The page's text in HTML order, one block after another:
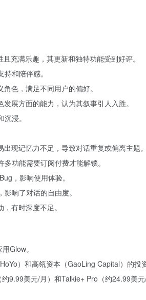
充满乐趣，其更新和独特功能受到好评。
和陪伴感。
色，满足不同用户的偏好。
展方面的能力，认为其叙事引人入胜。
浸。
现记忆力不足，导致对话重复或偏离主题
功能需要订阅付费才能解锁。
，影响使用体验。
响了对话的自由度。
有时深度不足。
Glow。
）和高瓴资本（GaoLing Capital）的投
9.99美元/月）和Talkie+ Pro（约24.99美